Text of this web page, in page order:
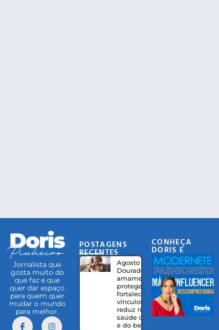
Jornalista que
gosta muito do
que faz e que
quer dar espaço
para quem quer
mudar o mundo
para melhor.
POSTAGENS
RECENTES
Agosto
Dourado:
amamentação
protege,
fortalece
vínculos e
reduz riscos à
saúde da mãe
e do bebê
CONHEÇA
DORIS E
EQUIPE